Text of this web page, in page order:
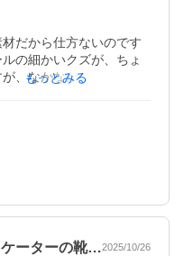
だから仕方ないのです
の細かいクズが、ちょ
、なかなか取れないで
もっとみる
ケーターの靴…2025/10/26